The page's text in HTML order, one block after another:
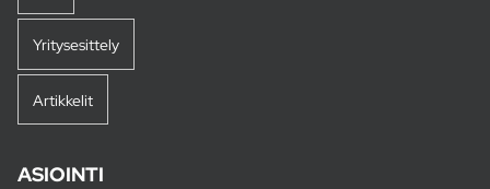
Yritysesittely
Artikkelit
ASIOINTI